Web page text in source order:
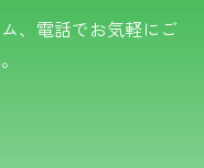
、電話でお気軽にご
わせ